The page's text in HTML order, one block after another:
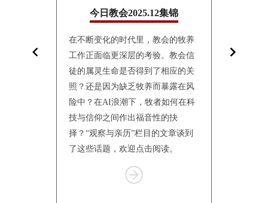
“观察与
今日教会2025.12集锦
在不断变化的时代里，教会的牧养
工作正面临更深层的考验。教会信
徒的属灵生命是否得到了相应的关
照？还是因为缺乏牧养而暴露在风
险中？在AI浪潮下，牧者如何在科
技与信仰之间作出福音性的抉
择？“观察与亲历”栏目的文章谈到
了这些话题，欢迎点击阅读。
联合会（